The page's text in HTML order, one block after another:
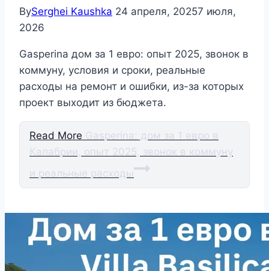
BySerghei Kaushka 24 апреля, 20257 июля,
2026
Gasperina дом за 1 евро: опыт 2025, звонок в
коммуну, условия и сроки, реальные
расходы на ремонт и ошибки, из-за которых
проект выходит из бюджета.
Read More Gasperina: дом за 1 евро в
Калабрии, опыт 2025, звонок в коммуну
и реальные расходы